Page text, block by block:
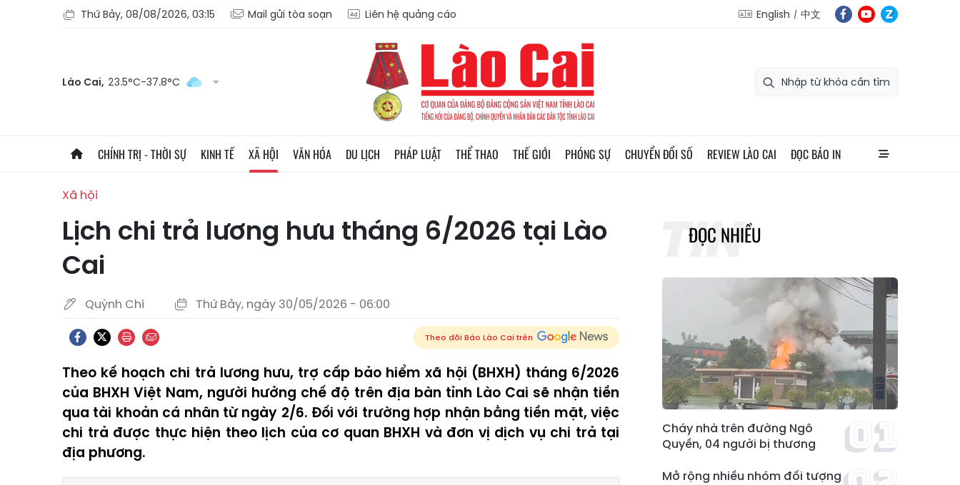
Thứ Bảy, 08/08/2026, 03:15 Mail gửi tòa soạn Liên hệ quảng cáo English 中文
Lào Cai, 23.5°C-37.8°C
CHÍNH TRỊ - THỜI SỰ KINH TẾ XÃ HỘI VĂN HÓA DU LỊCH PHÁP LUẬT THỂ THAO THẾ GIỚI PHÓNG SỰ CHUYỂN ĐỔI SỐ REVIEW LÀO CAI ĐỌC BÁO IN
Xã hội
Lịch chi trả lương hưu tháng 6/2026 tại Lào
Cai
Quỳnh Chi Thứ Bảy, ngày 30/05/2026 - 06:00
Theo dõi Báo Lào Cai trên
Theo kế hoạch chi trả lương hưu, trợ cấp bảo hiểm xã hội (BHXH) tháng 6/2026
của BHXH Việt Nam, người hưởng chế độ trên địa bàn tỉnh Lào Cai sẽ nhận tiền
qua tài khoản cá nhân từ ngày 2/6. Đối với trường hợp nhận bằng tiền mặt, việc
chi trả được thực hiện theo lịch của cơ quan BHXH và đơn vị dịch vụ chi trả tại
địa phương.
ĐỌC NHIỀU
Cháy nhà trên đường Ngô
Quyền, 04 người bị thương
Mở rộng nhiều nhóm đối tượng